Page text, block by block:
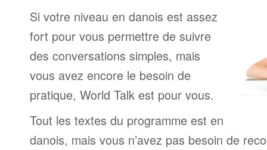
Si votre niveau en danois est assez
fort pour vous permettre de suivre
des conversations simples, mais
vous avez encore le besoin de
pratique, World Talk est pour vous.
Tout les textes du programme est en
danois, mais vous n’avez pas besoin de